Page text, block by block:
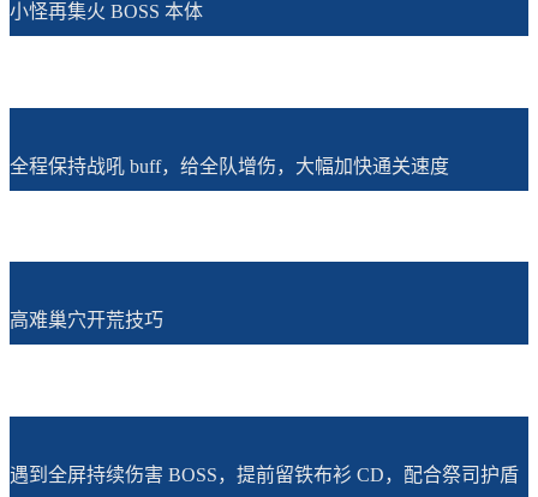
小怪再集火 BOSS 本体
全程保持战吼 buff，给全队增伤，大幅加快通关速度
高难巢穴开荒技巧
遇到全屏持续伤害 BOSS，提前留铁布衫 CD，配合祭司护盾